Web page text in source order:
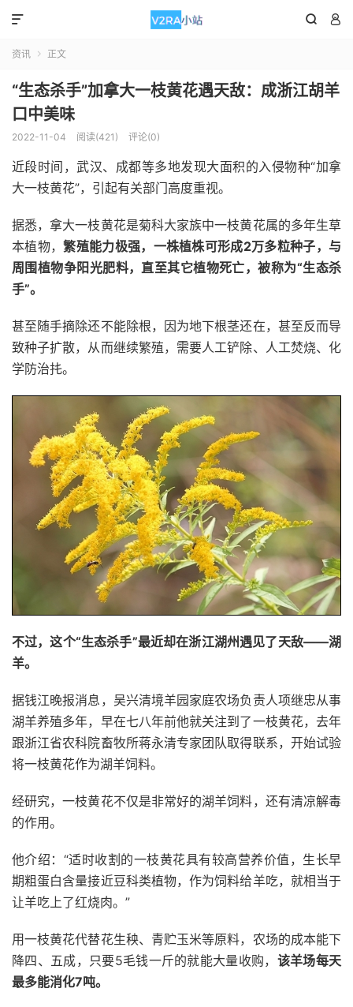
 

资讯  正文
“生态杀手”加拿大一枝黄花遇天敌：成浙江胡羊
口中美味
2022-11-04 阅读(421) 评论(0)
近段时间，武汉、成都等多地发现大面积的入侵物种“加拿
大一枝黄花”，引起有关部门高度重视。
据悉，拿大一枝黄花是菊科大家族中一枝黄花属的多年生草
本植物，繁殖能力极强，一株植株可形成2万多粒种子，与
周围植物争阳光肥料，直至其它植物死亡，被称为“生态杀
手”。
甚至随手摘除还不能除根，因为地下根茎还在，甚至反而导
致种子扩散，从而继续繁殖，需要人工铲除、人工焚烧、化
学防治扥。
不过，这个“生态杀手”最近却在浙江湖州遇见了天敌——湖
羊。
据钱江晚报消息，吴兴清境羊园家庭农场负责人项继忠从事
湖羊养殖多年，早在七八年前他就关注到了一枝黄花，去年
跟浙江省农科院畜牧所蒋永清专家团队取得联系，开始试验
将一枝黄花作为湖羊饲料。
经研究，一枝黄花不仅是非常好的湖羊饲料，还有清凉解毒
的作用。
他介绍：“适时收割的一枝黄花具有较高营养价值，生长早
期粗蛋白含量接近豆科类植物，作为饲料给羊吃，就相当于
让羊吃上了红烧肉。”
用一枝黄花代替花生秧、青贮玉米等原料，农场的成本能下
降四、五成，只要5毛钱一斤的就能大量收购， 该羊场每天
最多能消化7吨。